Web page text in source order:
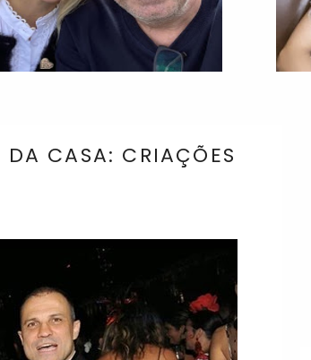
CASA: CRIAÇÕES